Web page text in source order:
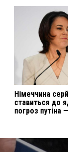
Німеччина
ставиться до
погроз путіна